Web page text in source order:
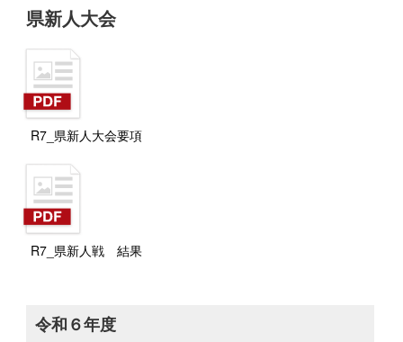
県新人大会
R7_県新人大会要項
R7_県新人戦 結果
令和６年度